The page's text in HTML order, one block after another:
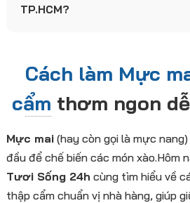
TP.HCM?
Cách làm Mực
cẩm thơm ngon
Mực mai(hay còn gọi là mực
đầu để chế biến các món xào.Hôm
Tươi Sống 24h cùng tìm hiểu về
thập cẩm chuẩn vị nhà hàng, giúp